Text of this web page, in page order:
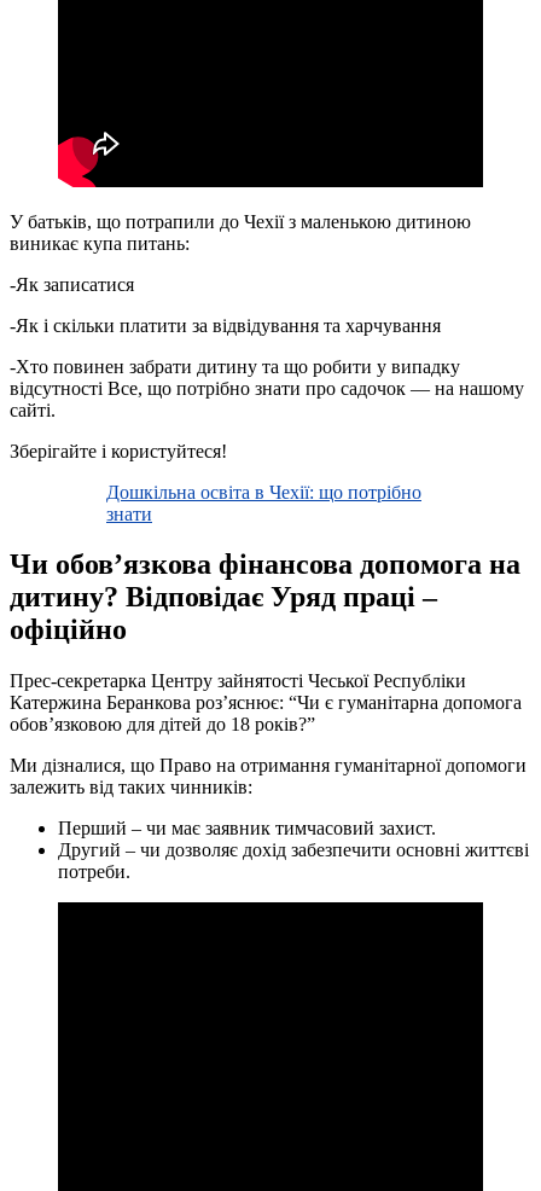
У батьків, що потрапили до Чехії з маленькою дитиною
виникає купа питань:
-Як записатися
-Як і скільки платити за відвідування та харчування
-Хто повинен забрати дитину та що робити у випадку
відсутності Все, що потрібно знати про садочок — на нашому
сайті.
Зберігайте і користуйтеся!
Дошкільна освіта в Чехії: що потрібно
знати
Чи обовʼязкова фінансова допомога на
дитину? Відповідає Уряд праці –
офіційно
Прес-секретарка Центру зайнятості Чеської Республіки
Катержина Беранкова роз’яснює: “Чи є гуманітарна допомога
обов’язковою для дітей до 18 років?”
Ми дізналися, що Право на отримання гуманітарної допомоги
залежить від таких чинників:
Перший – чи має заявник тимчасовий захист.
Другий – чи дозволяє дохід забезпечити основні життєві
потреби.